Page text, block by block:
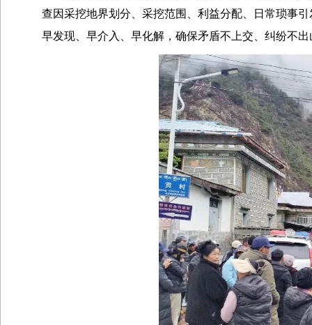
查因采挖地界划分、采挖范围、利益分配、日常琐事
早发现、早介入、早化解，确保矛盾不上交、纠纷不